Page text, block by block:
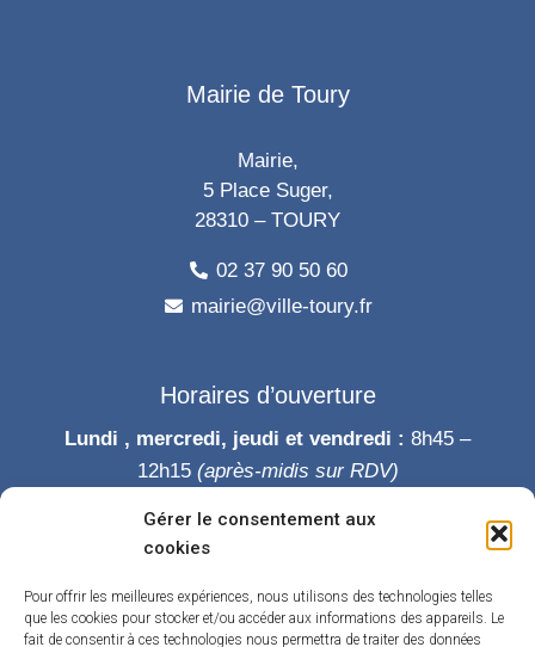
Gérer le consentement aux
cookies
Pour offrir les meilleures expériences, nous utilisons des technologies telles
que les cookies pour stocker et/ou accéder aux informations des appareils. Le
fait de consentir à ces technologies nous permettra de traiter des données
Mairie de Toury
Mairie,
5 Place Suger,
28310 – TOURY
02 37 90 50 60
mairie@ville-toury.fr
Horaires d’ouverture
Lundi , mercredi, jeudi et vendredi : 8h45 –
12h15 (après-midis sur RDV)